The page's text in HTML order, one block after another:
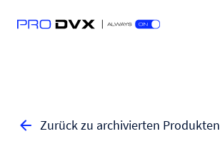
Zurück zu archivierten Produkten